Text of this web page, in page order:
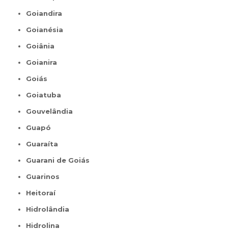
Goiandira
Goianésia
Goiânia
Goianira
Goiás
Goiatuba
Gouvelândia
Guapó
Guaraíta
Guarani de Goiás
Guarinos
Heitoraí
Hidrolândia
Hidrolina